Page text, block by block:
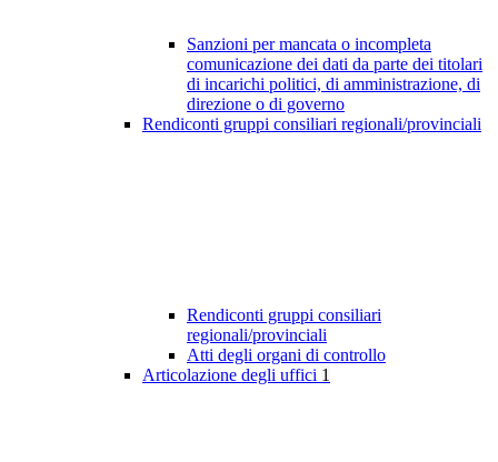
Sanzioni per mancata o incompleta
comunicazione dei dati da parte dei titolari
di incarichi politici, di amministrazione, di
direzione o di governo
Rendiconti gruppi consiliari regionali/provinciali
Rendiconti gruppi consiliari
regionali/provinciali
Atti degli organi di controllo
Articolazione degli uffici 1